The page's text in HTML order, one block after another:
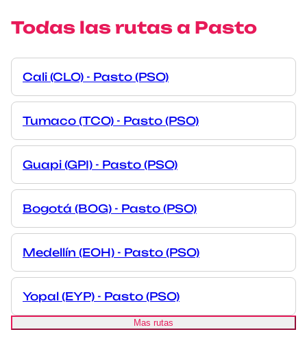
Todas las rutas a Pasto
Cali (CLO) - Pasto (PSO)
Tumaco (TCO) - Pasto (PSO)
Guapi (GPI) - Pasto (PSO)
Bogotá (BOG) - Pasto (PSO)
Medellín (EOH) - Pasto (PSO)
Yopal (EYP) - Pasto (PSO)
Mas rutas